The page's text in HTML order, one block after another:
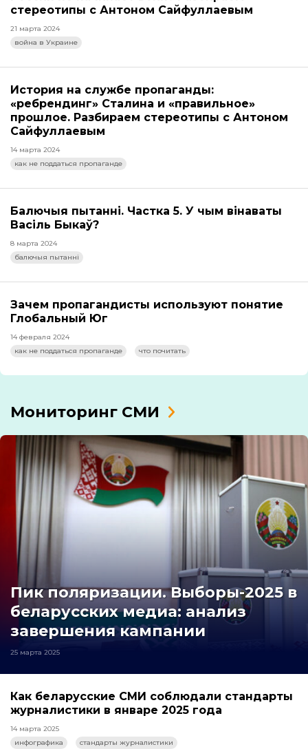
стереотипы с Антоном Сайфуллаевым
21 марта 2024
война в Украине
История на службе пропаганды:
«ребрендинг» Сталина и «правильное»
прошлое. Разбираем стереотипы с Антоном
Сайфуллаевым
14 марта 2024
как не поддаться пропаганде
Балючыя пытанні. Частка 5. У чым вінаваты
Васіль Быкаў?
8 марта 2024
балючыя пытанні
Зачем пропагандисты используют понятие
Глобальный Юг
14 февраля 2024
как не поддаться пропаганде
что почитать
Мониторинг СМИ
Пик поляризации. Выборы-2025 в
беларусских медиа: анализ
завершения кампании
25 марта 2025
Как беларусские СМИ соблюдали стандарты
журналистики в январе 2025 года
14 марта 2025
инфографика
стандарты журналистики